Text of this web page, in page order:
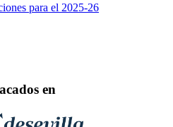
para el 2025-26
en